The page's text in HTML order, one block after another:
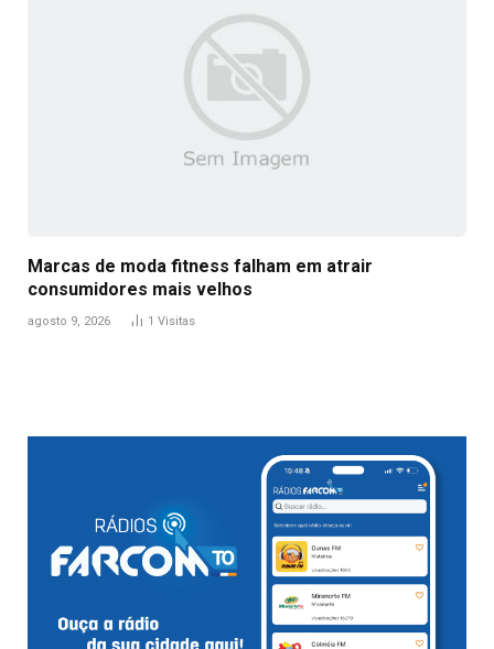
Marcas de moda fitness falham em atrair
consumidores mais velhos
agosto 9, 2026 1 Visitas